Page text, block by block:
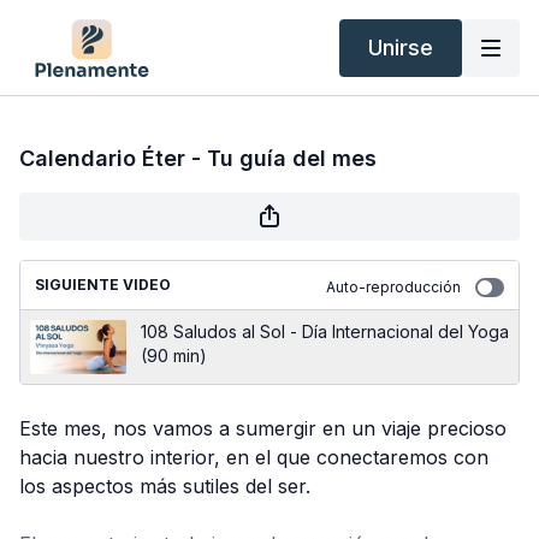
Unirse
Calendario Éter - Tu guía del mes
SIGUIENTE VIDEO Auto-reproducción
108 Saludos al Sol - Día Internacional del Yoga
(90 min)
Este mes, nos vamos a sumergir en un viaje precioso
hacia nuestro interior, en el que conectaremos con
los aspectos más sutiles del ser.